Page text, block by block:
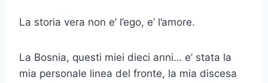
La storia vera non e’ l’ego, e’ l’amore.
La Bosnia, questi miei dieci anni… e’ stata la
mia personale linea del fronte, la mia discesa